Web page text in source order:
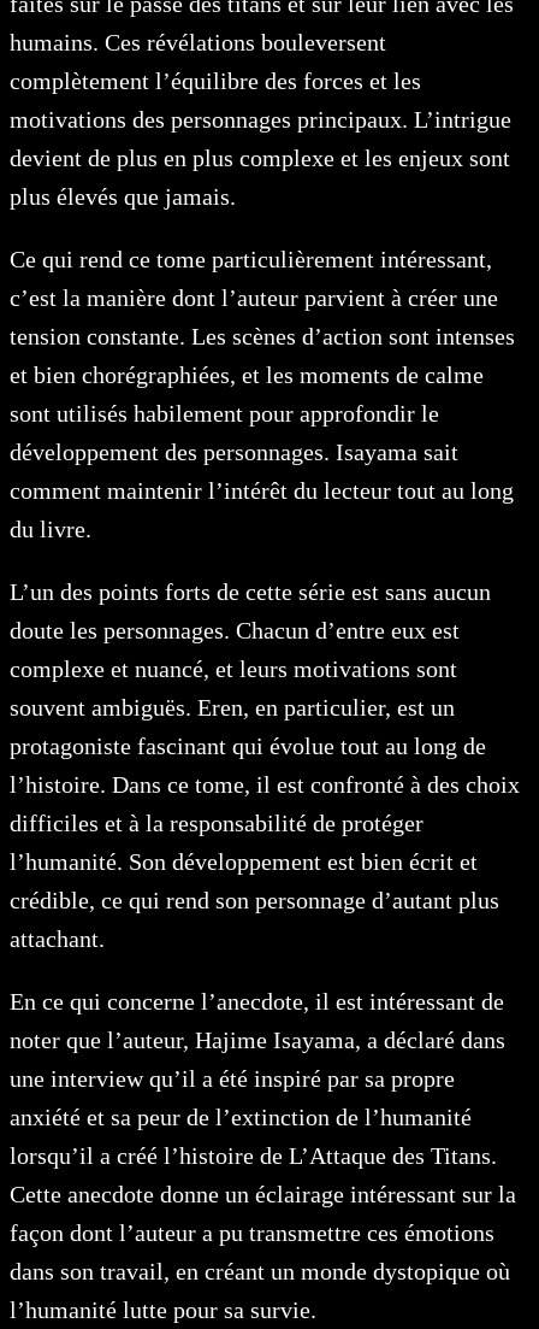
humains. Ces révélations bouleversent
complètement l’équilibre des forces et les
motivations des personnages principaux. L’intrigue
devient de plus en plus complexe et les enjeux sont
plus élevés que jamais.
Ce qui rend ce tome particulièrement intéressant,
c’est la manière dont l’auteur parvient à créer une
tension constante. Les scènes d’action sont intenses
et bien chorégraphiées, et les moments de calme
sont utilisés habilement pour approfondir le
développement des personnages. Isayama sait
comment maintenir l’intérêt du lecteur tout au long
du livre.
L’un des points forts de cette série est sans aucun
doute les personnages. Chacun d’entre eux est
complexe et nuancé, et leurs motivations sont
souvent ambiguës. Eren, en particulier, est un
protagoniste fascinant qui évolue tout au long de
l’histoire. Dans ce tome, il est confronté à des choix
difficiles et à la responsabilité de protéger
l’humanité. Son développement est bien écrit et
crédible, ce qui rend son personnage d’autant plus
attachant.
En ce qui concerne l’anecdote, il est intéressant de
noter que l’auteur, Hajime Isayama, a déclaré dans
une interview qu’il a été inspiré par sa propre
anxiété et sa peur de l’extinction de l’humanité
lorsqu’il a créé l’histoire de L’Attaque des Titans.
Cette anecdote donne un éclairage intéressant sur la
façon dont l’auteur a pu transmettre ces émotions
dans son travail, en créant un monde dystopique où
l’humanité lutte pour sa survie.